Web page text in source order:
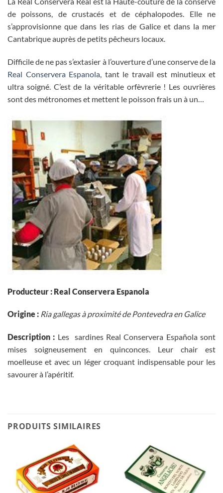
de poissons, de crustacés et de céphalopodes. Elle ne
s’approvisionne que dans les rias de Galice et dans la mer
Cantabrique auprès de petits pêcheurs locaux.
Difficile de ne pas s’extasier à l’ouverture d’une conserve de la
Real Conservera Espanola, tant le travail est minutieux et
ultra soigné. C’est de la véritable orfèvrerie ! Les ouvrières
sont des métronomes et mettent le poisson frais un à un…
Producteur : Real Conservera Espanola
Origine : Ria gallegas à proximité de Pontevedra en Galice
Description : Les sardines Real Conservera Española sont
mises soigneusement en quinconces. Leur chair est
moelleuse et avec un léger croquant indispensable pour les
savourer à l’apéritif.
PRODUITS SIMILAIRES